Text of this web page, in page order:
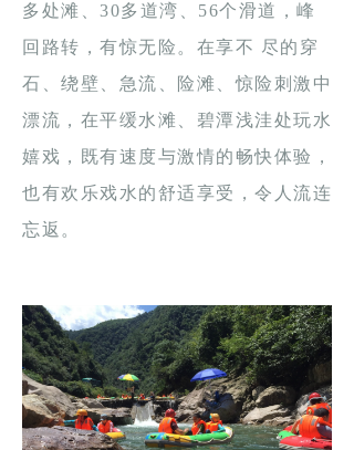
多处滩、30多道湾、56个滑道，峰
回路转，有惊无险。在享不 尽的穿
石、绕壁、急流、险滩、惊险刺激中
漂流，在平缓水滩、碧潭浅洼处玩水
嬉戏，既有速度与激情的畅快体验，
也有欢乐戏水的舒适享受，令人流连
忘返。